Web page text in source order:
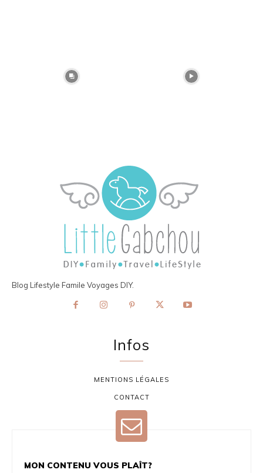
Blog Lifestyle Famile Voyages DIY.
Infos
MENTIONS LÉGALES
CONTACT
MON CONTENU VOUS PLAÎT?